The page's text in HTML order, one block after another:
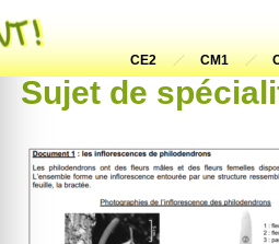
CE2 CM1
Sujet de